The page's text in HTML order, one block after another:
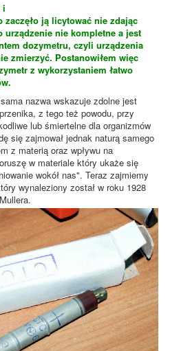
i
zaczęło ją licytować nie zdając
urządzenie nie kompletne a jest
dozymetru, czyli urządzenia
zmierzyć. Postanowiłem więc
z wykorzystaniem łatwo
nazwa wskazuje zdolne jest
z tego też powodu, przy
lub śmiertelne dla organizmów
się zajmował jednak naturą samego
z materią oraz wpływu na
w materiale który ukaże się
wokół nas". Teraz zajmiemy
wynaleziony został w roku 1928